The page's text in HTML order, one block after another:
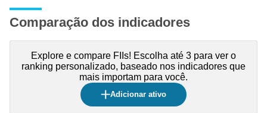
Comparação dos indicadores
Explore e compare FIIs! Escolha até 3 para ver o
ranking personalizado, baseado nos indicadores que
mais importam para você.
Adicionar ativo